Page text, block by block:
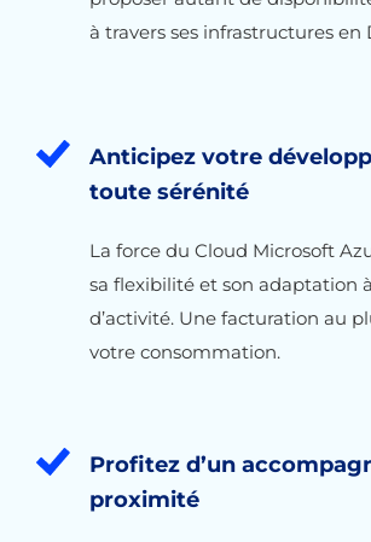
à travers ses infrastructures en
Anticipez votre
toute sérénité
La force du Cloud Microsoft
sa flexibilité et son adaptation
d’activité. Une facturation au
votre consommation.
Profitez d’un
proximité